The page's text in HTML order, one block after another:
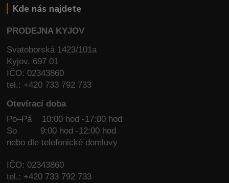
Kde nás najdete
PRODEJNA KYJOV
Svatoborská 1423/101a
Kyjov, 697 01
IČO: 02343860
tel.: +420 733 792 733
Otevírací doba
Po–Pá 10:00 hod -17:00 hod
So
9:00 hod -12:00 hod
nebo dle telefonické domluvy
IČO: 02343860
tel.: +420 733 792 733